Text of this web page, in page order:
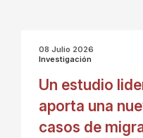
08 Julio 2026
Investigación
Un estudio
aporta una
casos de